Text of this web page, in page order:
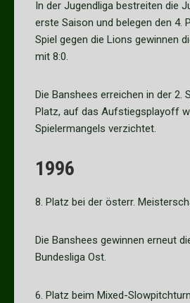
In der Jugendliga bestreiten die
erste Saison und belegen den 4.
Spiel gegen die Lions gewinnen
mit 8:0.
Die Banshees erreichen in der 2.
Platz, auf das Aufstiegsplayoff
Spielermangels verzichtet.
1996
8. Platz bei der österr.
Die Banshees gewinnen erneut
Bundesliga Ost.
6. Platz beim Mixed-